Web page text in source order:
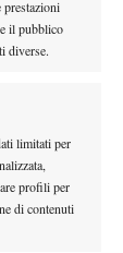
il pubblico
diverse.
limitati per
profili per
di contenuti